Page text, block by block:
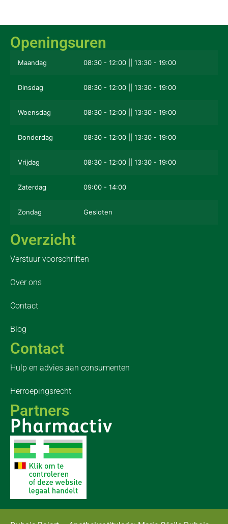
Openingsuren
Maandag 08:30 - 12:00 || 13:30 - 19:00
Dinsdag 08:30 - 12:00 || 13:30 - 19:00
Woensdag 08:30 - 12:00 || 13:30 - 19:00
Donderdag 08:30 - 12:00 || 13:30 - 19:00
Vrijdag 08:30 - 12:00 || 13:30 - 19:00
Zaterdag 09:00 - 14:00
Zondag Gesloten
Overzicht
Verstuur voorschriften
Over ons
Contact
Blog
Contact
Hulp en advies aan consumenten
Herroepingsrecht
Partners